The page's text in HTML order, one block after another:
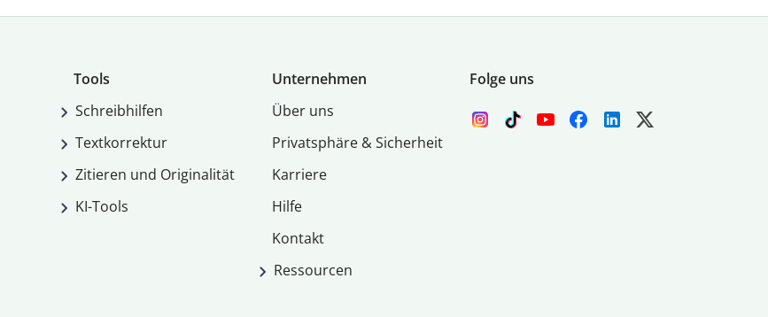
Tools
Schreibhilfen
Textkorrektur
Zitieren und Originalität
KI-Tools
Unternehmen
Über uns
Privatsphäre & Sicherheit
Karriere
Hilfe
Kontakt
Ressourcen
Folge uns